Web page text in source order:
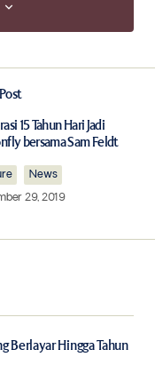
15 Tahun Hari Jadi
bersama Sam Feldt
News
29, 2019
Berlayar Hingga Tahun